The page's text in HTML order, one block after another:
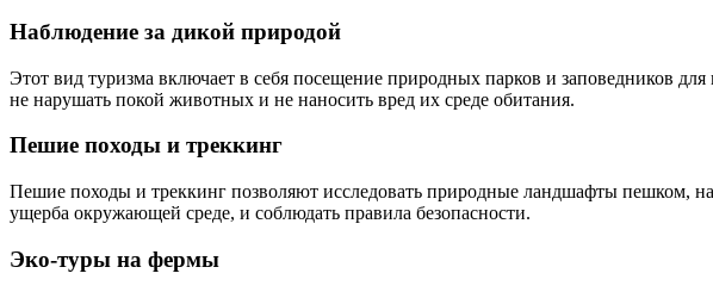
Наблюдение за дикой природой
Этот вид туризма включает в себя посещение природных парков и заповедников
не нарушать покой животных и не наносить вред их среде обитания.
Пешие походы и треккинг
Пешие походы и треккинг позволяют исследовать природные ландшафты пешком,
ущерба окружающей среде, и соблюдать правила безопасности.
Эко-туры на фермы